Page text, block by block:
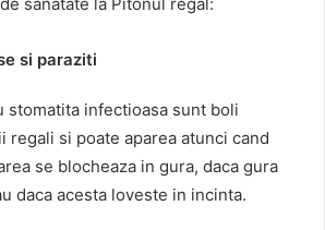
si paraziti
stomatita infectioasa sunt boli
regali si poate aparea atunci cand
se blocheaza in gura, daca gura
daca acesta loveste in incinta.